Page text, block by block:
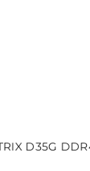
D35G